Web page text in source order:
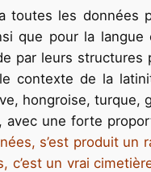
les données
que pour la
par leurs structures
contexte de la
hongroise, turque,
une forte
s’est produit
c’est un vrai